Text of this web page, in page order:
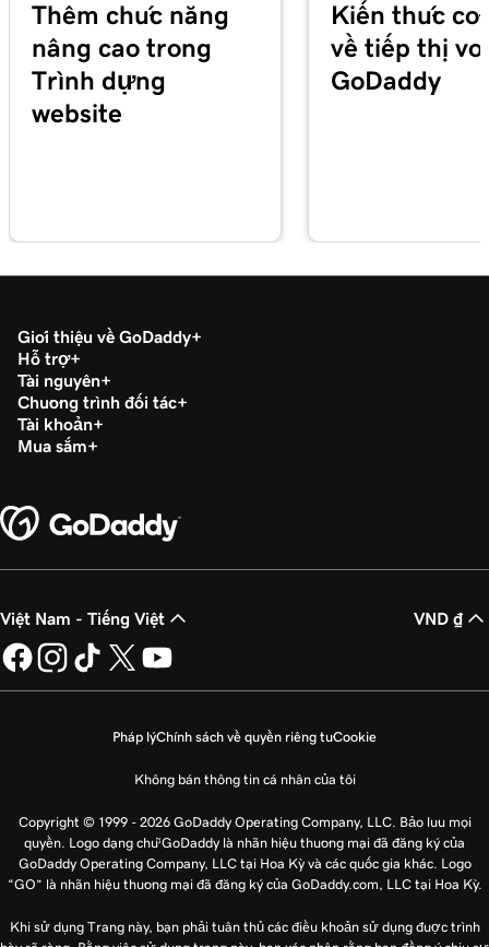
Thêm chức năng
nâng cao trong
Trình dựng
website
Kiến thức cơ
về tiếp thị với
GoDaddy
Giới thiệu về GoDaddy
Hỗ trợ
Tài nguyên
Chương trình đối tác
Tài khoản
Mua sắm
Việt Nam - Tiếng Việt VND ₫
Pháp lýChính sách về quyền riêng tưCookie
Không bán thông tin cá nhân của tôi
Copyright © 1999 - 2026 GoDaddy Operating Company, LLC. Bảo lưu mọi
quyền. Logo dạng chữ GoDaddy là nhãn hiệu thương mại đã đăng ký của
GoDaddy Operating Company, LLC tại Hoa Kỳ và các quốc gia khác. Logo
“GO” là nhãn hiệu thương mại đã đăng ký của GoDaddy.com, LLC tại Hoa Kỳ.
Khi sử dụng Trang này, bạn phải tuân thủ các điều khoản sử dụng được trình